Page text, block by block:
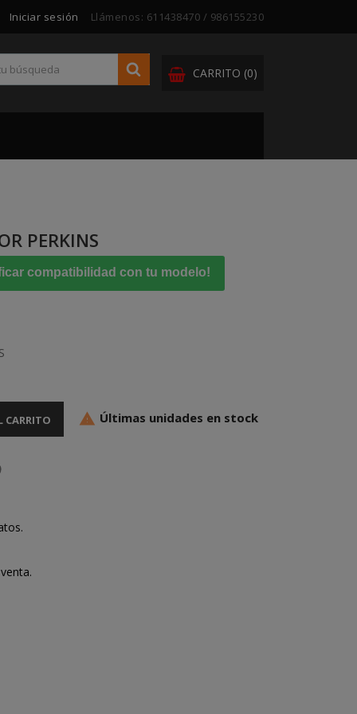
Iniciar sesión Llámenos: 611438470 / 986155230
CARRITO (0)
PERKINS
compatibilidad con tu modelo!
CARRITO  Últimas unidades en stock